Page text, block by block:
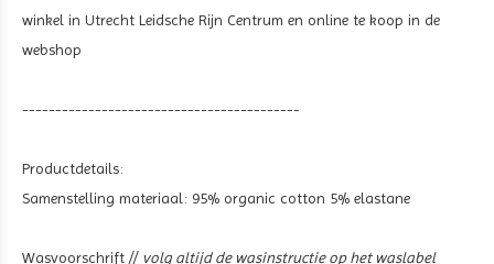
winkel in Utrecht Leidsche Rijn Centrum en online te koop in de
webshop
------------------------------------------
Productdetails:
Samenstelling materiaal: 95% organic cotton 5% elastane
Wasvoorschrift // volg altijd de wasinstructie op het waslabel